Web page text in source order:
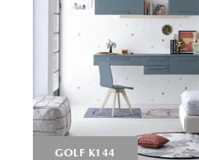
GOLF K144